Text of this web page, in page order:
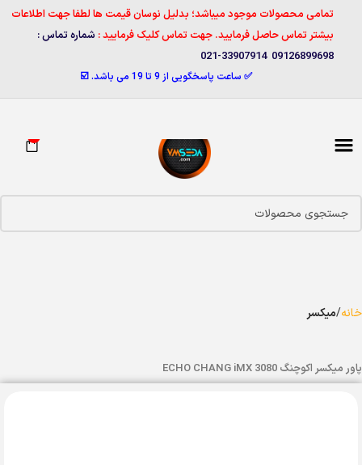
تمامی محصولات موجود میباشد؛ بدلیل نوسان قیمت ها لطفا جهت اطلاعات
بیشتر تماس حاصل فرمایید. جهت تماس کلیک فرمایید : شماره تماس :
09126899698 33907914-021
✅ ساعت پاسخگویی از 9 تا 19 می باشد. ☑️
0
خانه میکسر
پاور میکسر اکوچنگ ECHO CHANG iMX 3080